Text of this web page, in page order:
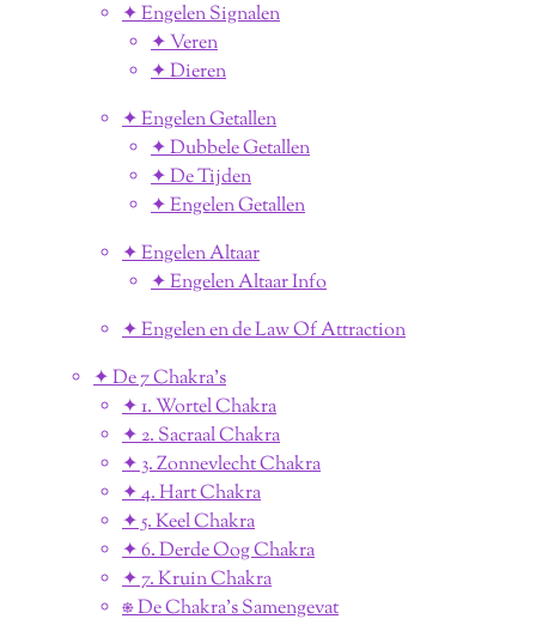
✦ Engelen Signalen
✦ Veren
✦ Dieren
✦ Engelen Getallen
✦ Dubbele Getallen
✦ De Tijden
✦ Engelen Getallen
✦ Engelen Altaar
✦ Engelen Altaar Info
✦ Engelen en de Law Of Attraction
✦ De 7 Chakra's
✦ 1. Wortel Chakra
✦ 2. Sacraal Chakra
✦ 3. Zonnevlecht Chakra
✦ 4. Hart Chakra
✦ 5. Keel Chakra
✦ 6. Derde Oog Chakra
✦ 7. Kruin Chakra
⎈ De Chakra's Samengevat